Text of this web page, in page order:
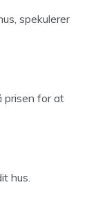
spekulerer
prisen for at
hus.